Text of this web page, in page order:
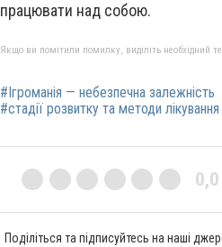
працювати над собою.
Якщо ви помітили помилку, виділіть необхідний
#Ігроманія — небезпечна залежність
#стадії розвитку та методи лікування
0,0
Поділіться та підписуйтесь на наші